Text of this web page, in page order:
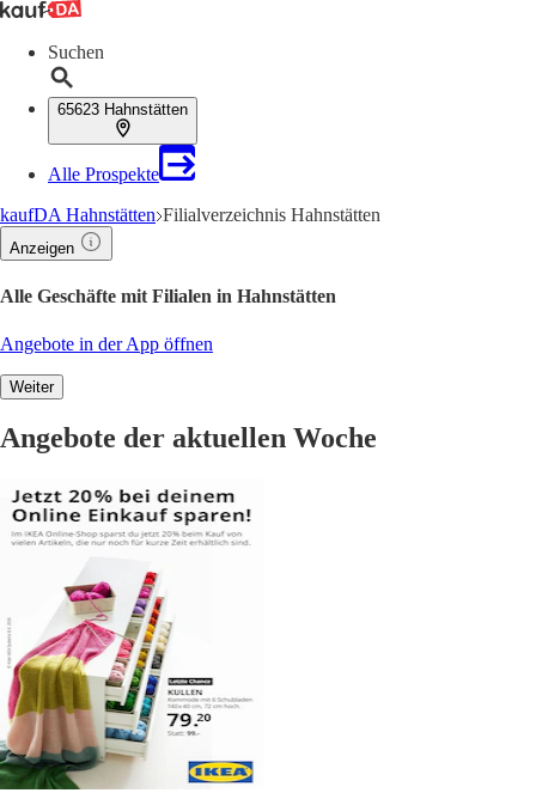
Suchen
65623 Hahnstätten
Alle Prospekte
kaufDA Hahnstätten Filialverzeichnis Hahnstätten
Anzeigen
Alle Geschäfte mit Filialen in Hahnstätten
Angebote in der App öffnen
Weiter
Angebote der aktuellen Woche